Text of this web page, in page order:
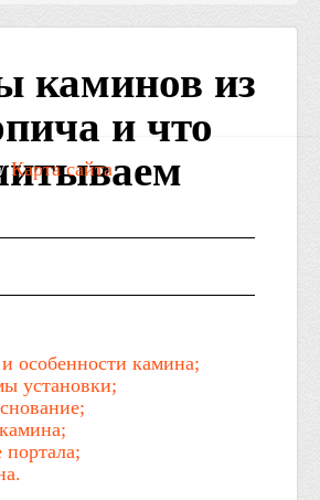
каминов из
и что
особенности камина;
установки;
/Карта сайта